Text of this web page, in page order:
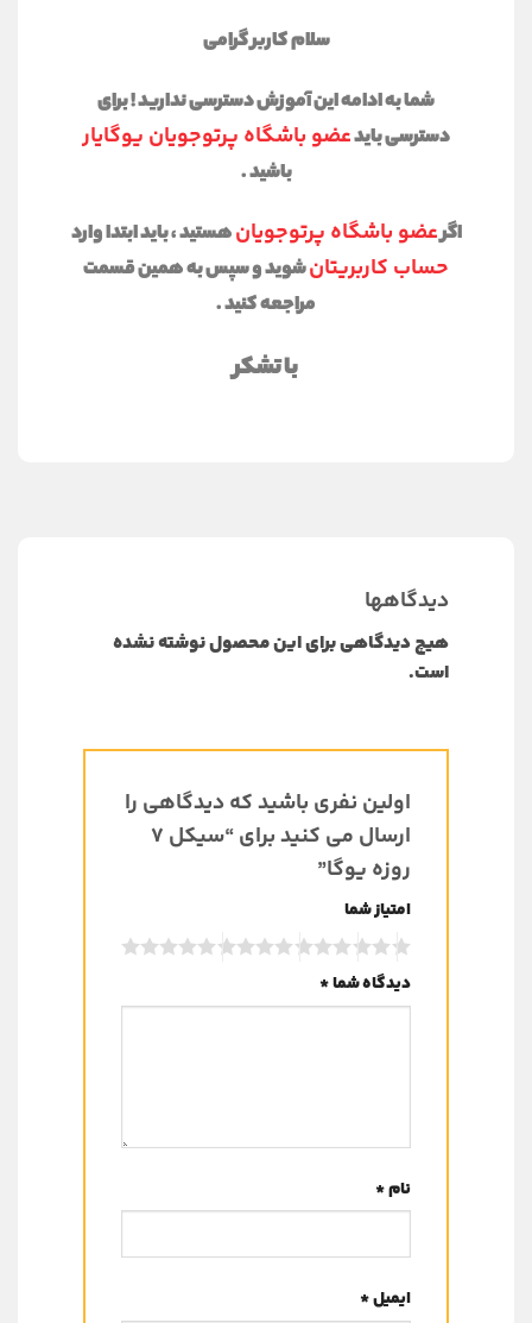
سلام کاربر گرامی
شما به ادامه این آموزش دسترسی ندارید ! برای
دسترسی بایدعضو باشگاه پرتوجویان یوگایار
باشید .
اگرعضو باشگاه پرتوجویانهستید ، باید ابتدا وارد
حساب کاربریتانشوید و سپس به همین قسمت
مراجعه کنید .
با تشکر
دیدگاهها
هیچ دیدگاهی برای این محصول نوشته نشده
است.
اولین نفری باشید که دیدگاهی را
ارسال می کنید برای “سیکل 7
روزه یوگا”
امتیاز شما
دیدگاه شما*
نام*
ایمیل*